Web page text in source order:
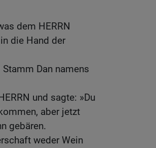
dem HERRN
die Hand der
Dan namens
und sagte: »Du
aber jetzt
gebären.
weder Wein